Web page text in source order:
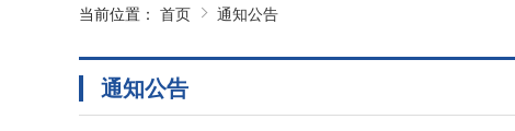
当前位置： 首页 通知公告
通知公告